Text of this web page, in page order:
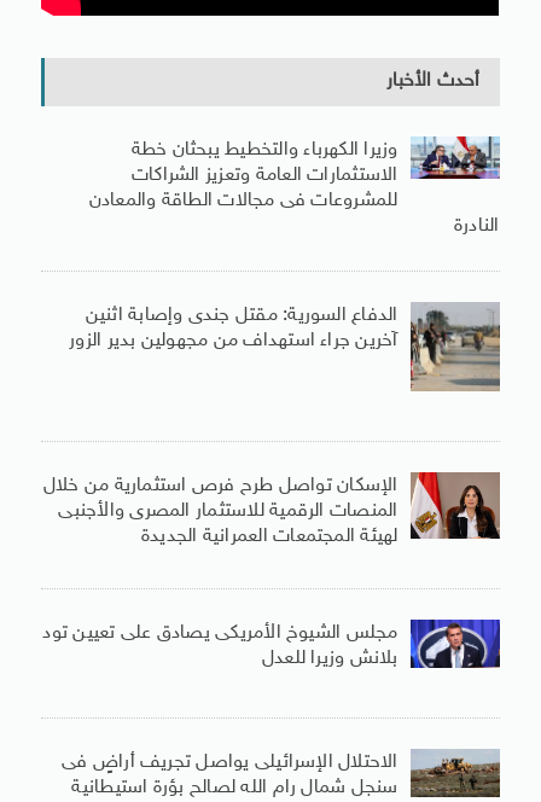
أحدث الأخبار
وزيرا الكهرباء والتخطيط يبحثان خطة
الاستثمارات العامة وتعزيز الشراكات
للمشروعات فى مجالات الطاقة والمعادن
النادرة
الدفاع السورية: مقتل جندى وإصابة اثنين
آخرين جراء استهداف من مجهولين بدير الزور
الإسكان تواصل طرح فرص استثمارية من خلال
المنصات الرقمية للاستثمار المصرى والأجنبى
لهيئة المجتمعات العمرانية الجديدة
مجلس الشيوخ الأمريكى يصادق على تعيين تود
بلانش وزيرا للعدل
الاحتلال الإسرائيلى يواصل تجريف أراضٍ فى
سنجل شمال رام الله لصالح بؤرة استيطانية